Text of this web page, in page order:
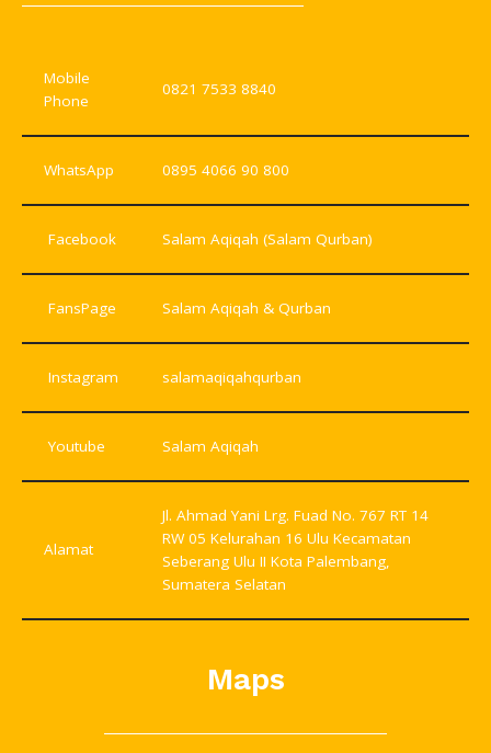
Mobile
Phone
0821 7533 8840
WhatsApp 0895 4066 90 800
Facebook Salam Aqiqah (Salam Qurban)
FansPage Salam Aqiqah & Qurban
Instagram salamaqiqahqurban
Youtube Salam Aqiqah
Alamat
Jl. Ahmad Yani Lrg. Fuad No. 767 RT 14
RW 05 Kelurahan 16 Ulu Kecamatan
Seberang Ulu II Kota Palembang,
Sumatera Selatan
Maps